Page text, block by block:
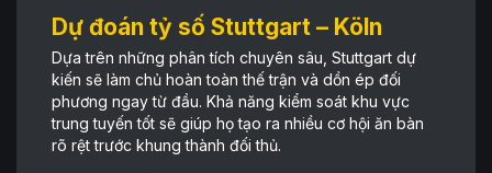
Dự đoán tỷ số Stuttgart – Köln
Dựa trên những phân tích chuyên sâu, Stuttgart dự
kiến sẽ làm chủ hoàn toàn thế trận và dồn ép đối
phương ngay từ đầu. Khả năng kiểm soát khu vực
trung tuyến tốt sẽ giúp họ tạo ra nhiều cơ hội ăn bàn
rõ rệt trước khung thành đối thủ.